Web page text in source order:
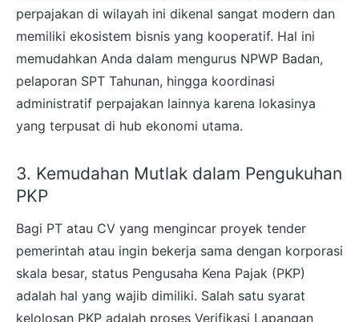
perpajakan di wilayah ini dikenal sangat modern dan
memiliki ekosistem bisnis yang kooperatif. Hal ini
memudahkan Anda dalam mengurus NPWP Badan,
pelaporan SPT Tahunan, hingga koordinasi
administratif perpajakan lainnya karena lokasinya
yang terpusat di hub ekonomi utama.
3. Kemudahan Mutlak dalam Pengukuhan
PKP
Bagi PT atau CV yang mengincar proyek tender
pemerintah atau ingin bekerja sama dengan korporasi
skala besar, status Pengusaha Kena Pajak (PKP)
adalah hal yang wajib dimiliki. Salah satu syarat
kelolosan PKP adalah proses Verifikasi Lapangan